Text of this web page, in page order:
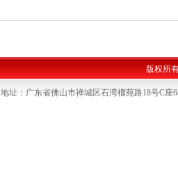
版权所
地址：广东省佛山市禅城区石湾榴苑路18号